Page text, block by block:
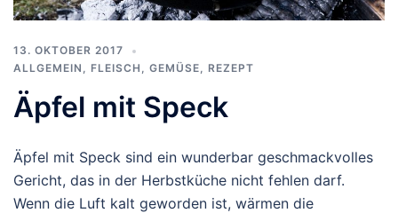
13. OKTOBER 2017
ALLGEMEIN
FLEISCH GEMÜSE REZEPT
Äpfel mit Speck
Äpfel mit Speck sind ein wunderbar geschmackvolles
Gericht, das in der Herbstküche nicht fehlen darf.
Wenn die Luft kalt geworden ist, wärmen die